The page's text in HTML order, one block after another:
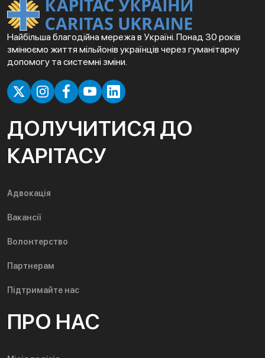
Найбільша благодійна мережа в Україні. Понад 30 років
змінюємо життя мільйонів українців через гуманітарну
допомогу та системні зміни.
ДОЛУЧИТИСЯ ДО
КАРІТАСУ
Адвокація
Вакансії
Волонтерство
Партнерам
Підтримайте нас
ПРО НАС